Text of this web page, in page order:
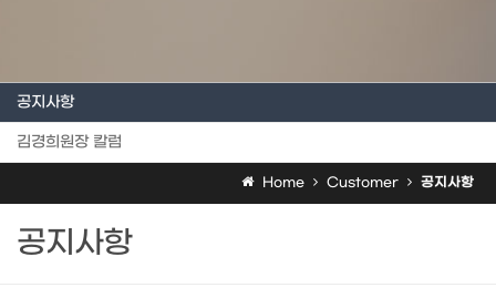
공지사항
김경희원장 칼럼
Home Customer 공지사항
공지사항